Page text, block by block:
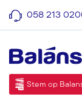
058 213
Stem op